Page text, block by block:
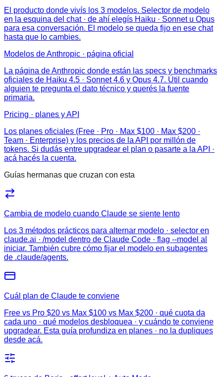
El producto donde vivís los 3 modelos. Selector de modelo
en la esquina del chat · de ahí elegís Haiku · Sonnet u Opus
para esa conversación. El modelo se queda fijo en ese chat
hasta que lo cambies.
Modelos de Anthropic · página oficial
La página de Anthropic donde están las specs y benchmarks
oficiales de Haiku 4.5 · Sonnet 4.6 y Opus 4.7. Útil cuando
alguien te pregunta el dato técnico y querés la fuente
primaria.
Pricing · planes y API
Los planes oficiales (Free · Pro · Max $100 · Max $200 ·
Team · Enterprise) y los precios de la API por millón de
tokens. Si dudás entre upgradear el plan o pasarte a la API ·
acá hacés la cuenta.
Guías hermanas que cruzan con esta
Cambia de modelo cuando Claude se siente lento
Los 3 métodos prácticos para alternar modelo · selector en
claude.ai · /model dentro de Claude Code · flag --model al
iniciar. También cubre cómo fijar el modelo en subagentes
de .claude/agents.
Cuál plan de Claude te conviene
Free vs Pro $20 vs Max $100 vs Max $200 · qué cuota da
cada uno · qué modelos desbloquea · y cuándo te conviene
upgradear. Esta guía profundiza en planes · no la dupliques
desde acá.